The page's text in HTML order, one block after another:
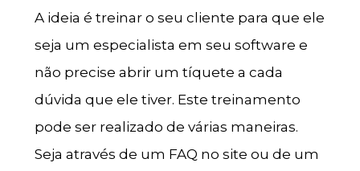
A ideia é treinar o seu cliente para que ele
seja um especialista em seu software e
não precise abrir um tíquete a cada
dúvida que ele tiver. Este treinamento
pode ser realizado de várias maneiras.
Seja através de um FAQ no site ou de um